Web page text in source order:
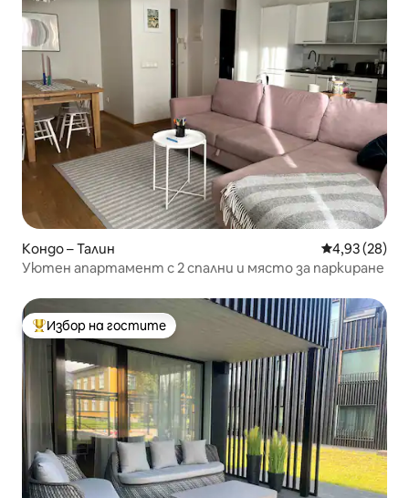
Кондо – Талин Средна
4,93 (28)
Уютен апартамент с 2 спални и място за паркиране
Най-популярен избор на гостите
Избор на гостите